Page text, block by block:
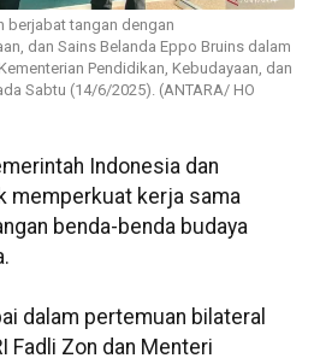
berjabat tangan dengan
dan Sains Belanda Eppo Bruins dalam
Pendidikan, Kebudayaan, dan
Sabtu (14/6/2025). (ANTARA/ HO
Indonesia dan
memperkuat kerja sama
benda-benda budaya
dalam pertemuan bilateral
Fadli Zon dan Menteri